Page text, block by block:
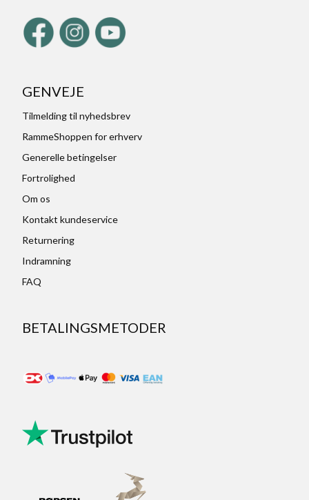
GENVEJE
Tilmelding til nyhedsbrev
RammeShoppen for erhverv
Generelle betingelser
Fortrolighed
Om os
Kontakt kundeservice
Returnering
Indramning
FAQ
BETALINGSMETODER